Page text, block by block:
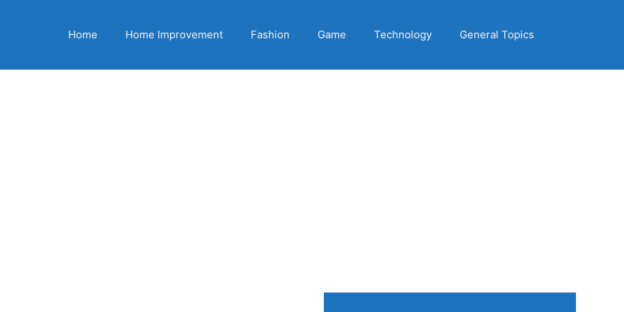
Home Home Improvement Fashion Game Technology General Topics